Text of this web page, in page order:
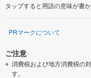
タップすると用語の意味が書
PRマークについて
ご注意
消費税および地方消費税の
す。